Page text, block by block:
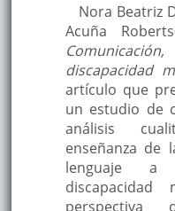
Nora Beatriz
Acuña
discapacidad
artículo que
un estudio de
análisis
enseñanza de
lenguaje a